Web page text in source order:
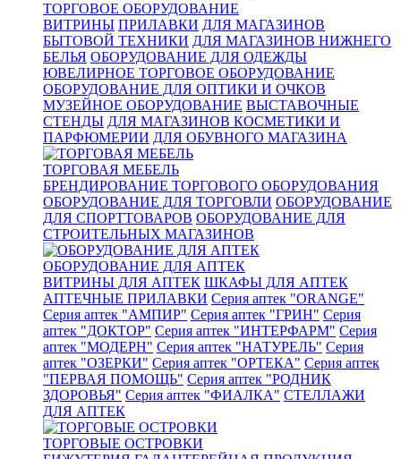
ТОРГОВОЕ ОБОРУДОВАНИЕ
ВИТРИНЫ ПРИЛАВКИ ДЛЯ МАГАЗИНОВ
БЫТОВОЙ ТЕХНИКИ ДЛЯ МАГАЗИНОВ НИЖНЕГО
БЕЛЬЯ ОБОРУДОВАНИЕ ДЛЯ ОДЕЖДЫ
ЮВЕЛИРНОЕ ТОРГОВОЕ ОБОРУДОВАНИЕ
ОБОРУДОВАНИЕ ДЛЯ ОПТИКИ И ОЧКОВ
МУЗЕЙНОЕ ОБОРУДОВАНИЕ ВЫСТАВОЧНЫЕ
СТЕНДЫ ДЛЯ МАГАЗИНОВ КОСМЕТИКИ И
ПАРФЮМЕРИИ ДЛЯ ОБУВНОГО МАГАЗИНА
ТОРГОВАЯ МЕБЕЛЬ
БРЕНДИРОВАНИЕ ТОРГОВОГО ОБОРУДОВАНИЯ
ОБОРУДОВАНИЕ ДЛЯ ТОРГОВЛИ ОБОРУДОВАНИЕ
ДЛЯ СПОРТТОВАРОВ ОБОРУДОВАНИЕ ДЛЯ
СТРОИТЕЛЬНЫХ МАГАЗИНОВ
ОБОРУДОВАНИЕ ДЛЯ АПТЕК
ВИТРИНЫ ДЛЯ АПТЕК ШКАФЫ ДЛЯ АПТЕК
АПТЕЧНЫЕ ПРИЛАВКИ Серия аптек "ORANGE"
Серия аптек "АМПИР" Серия аптек "ГРИН" Серия
аптек "ДОКТОР" Серия аптек "ИНТЕРФАРМ" Серия
аптек "МОДЕРН" Серия аптек "НАТУРЕЛЬ" Серия
аптек "ОЗЕРКИ" Серия аптек "ОРТЕКА" Серия аптек
"ПЕРВАЯ ПОМОЩЬ" Серия аптек "РОДНИК
ЗДОРОВЬЯ" Серия аптек "ФИАЛКА" СТЕЛЛАЖИ
ДЛЯ АПТЕК
ТОРГОВЫЕ ОСТРОВКИ